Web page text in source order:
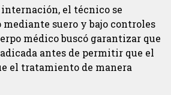
el técnico se
suero y bajo controles
médico buscó garantizar que
antes de permitir que el
el tratamiento de manera